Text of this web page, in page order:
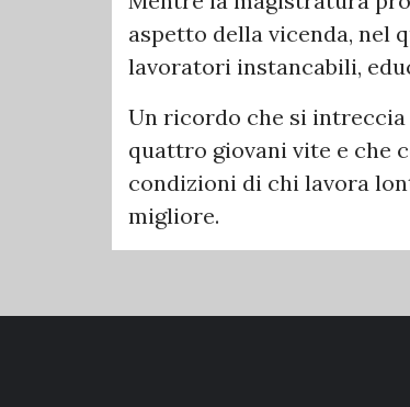
aspetto della vicenda, nel
lavoratori instancabili,
Un ricordo che si
quattro giovani vite e che
condizioni di chi lavora
migliore.